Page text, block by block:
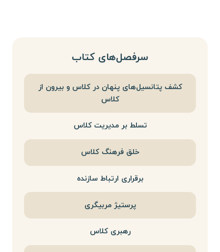
سرفصل‌های کتاب
کشف پتانسیل‌های پنهان در کلاس و بیرون از
کلاس
تسلط بر مدیریت کلاس
خلق فرهنگ کلاس
برقراری ارتباط سازنده
پرستیژ مربیگری
رهبری کلاس